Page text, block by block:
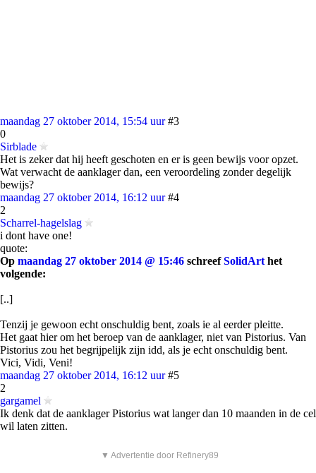
maandag 27 oktober 2014, 15:54 uur #3
0
Sirblade
Het is zeker dat hij heeft geschoten en er is geen bewijs voor opzet.
Wat verwacht de aanklager dan, een veroordeling zonder degelijk
bewijs?
maandag 27 oktober 2014, 16:12 uur #4
2
Scharrel-hagelslag
i dont have one!
quote:
Op maandag 27 oktober 2014 @ 15:46 schreefSolidArt het
volgende:
[..]
Tenzij je gewoon echt onschuldig bent, zoals ie al eerder pleitte.
Het gaat hier om het beroep van de aanklager, niet van Pistorius. Van
Pistorius zou het begrijpelijk zijn idd, als je echt onschuldig bent.
Vici, Vidi, Veni!
maandag 27 oktober 2014, 16:12 uur #5
2
gargamel
Ik denk dat de aanklager Pistorius wat langer dan 10 maanden in de cel
wil laten zitten.
▼ Advertentie door Refinery89